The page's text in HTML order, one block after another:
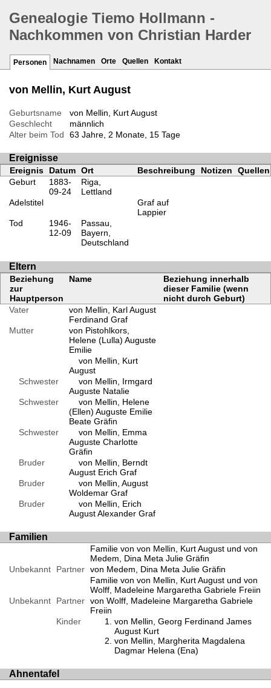
Genealogie Tiemo Hollmann -
Nachkommen von Christian Harder
Personen Nachnamen Orte Quellen Kontakt
von Mellin, Kurt August
Geburtsname
von Mellin, Kurt August
Geschlecht
männlich
Alter beim Tod
63 Jahre, 2 Monate, 15 Tage
Ereignisse
Ereignis Datum Ort Beschreibung Notizen
Quellen
Geburt
1883-
09-24
Riga,
Lettland
Adelstitel
Graf auf
Lappier
Tod
1946-
12-09
Passau,
Bayern,
Deutschland
Eltern
Beziehung
zur
Hauptperson
Name
Beziehung innerhalb
dieser Familie (wenn
nicht durch Geburt)
Vater
von Mellin, Karl August
Ferdinand Graf
Mutter
von Pistohlkors,
Helene (Lulla) Auguste
Emilie
von Mellin, Kurt
August
Schwester
von Mellin, Irmgard
Auguste Natalie
Schwester
von Mellin, Helene
(Ellen) Auguste Emilie
Beate Gräfin
Schwester
von Mellin, Emma
Auguste Charlotte
Gräfin
Bruder
von Mellin, Berndt
August Erich Graf
Bruder
von Mellin, August
Woldemar Graf
Bruder
von Mellin, Erich
August Alexander Graf
Familien
Familie von von Mellin, Kurt August und von
Medem, Dina Meta Julie Gräfin
Unbekannt
Partner von Medem, Dina Meta Julie Gräfin
Familie von von Mellin, Kurt August und von
Wolff, Madeleine Margaretha Gabriele Freiin
Unbekannt
Partner von Wolff, Madeleine Margaretha Gabriele
Freiin
Kinder
von Mellin, Georg Ferdinand James
August Kurt
von Mellin, Margherita Magdalena
Dagmar Helena (Ena)
Ahnentafel